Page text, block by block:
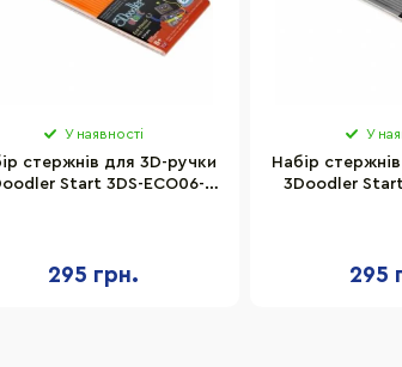
У наявності
стержнів для 3D-ручки
Start 3DS-ECO06-
295 грн.
У
Набір
3Doodler
295